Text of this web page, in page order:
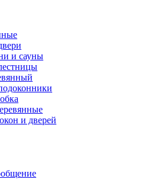
и сауны
и дверей